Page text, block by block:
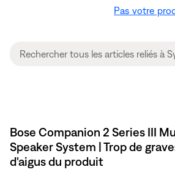
Pas votre
Bose Companion 2 Series III
Speaker System | Trop de
d'aigus du produit